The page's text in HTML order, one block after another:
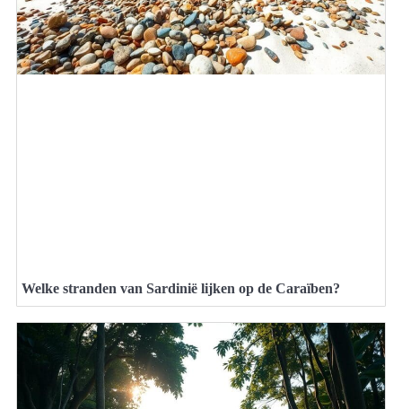
Welke stranden van Sardinië lijken op de Caraïben?